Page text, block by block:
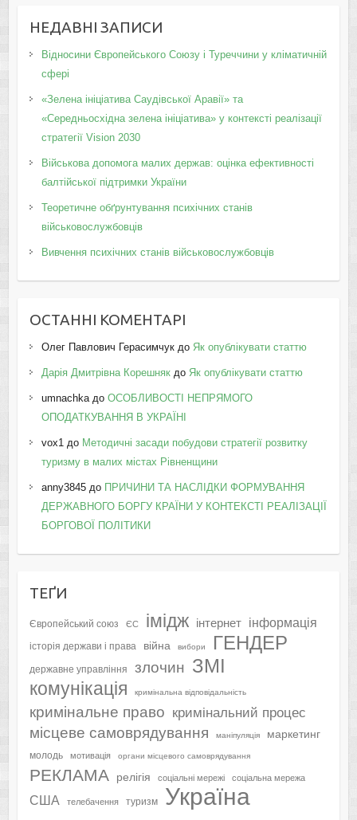
НЕДАВНІ ЗАПИСИ
Відносини Європейського Союзу і Туреччини у кліматичній
сфері
«Зелена ініціатива Саудівської Аравії» та
«Середньосхідна зелена ініціатива» у контексті реалізації
стратегії Vision 2030
Військова допомога малих держав: оцінка ефективності
балтійської підтримки України
Теоретичне обґрунтування психічних станів
військовослужбовців
Вивчення психічних станів військовослужбовців
ОСТАННІ КОМЕНТАРІ
Олег Павлович Герасимчукдо Як опублікувати статтю
Дарія Дмитрівна Корешнякдо Як опублікувати статтю
umnachkaдо ОСОБЛИВОСТІ НЕПРЯМОГО
ОПОДАТКУВАННЯ В УКРАЇНІ
vox1до Методичні засади побудови стратегії розвитку
туризму в малих містах Рівненщини
anny3845до ПРИЧИНИ ТА НАСЛІДКИ ФОРМУВАННЯ
ДЕРЖАВНОГО БОРГУ КРАЇНИ У КОНТЕКСТІ РЕАЛІЗАЦІЇ
БОРГОВОЇ ПОЛІТИКИ
ТЕҐИ
Європейський союз ЄС імідж інтернет інформація
історія держави і права війна вибори ГЕНДЕР
державне управління злочин ЗМІ
комунікація кримінальна відповідальність
кримінальне право кримінальний процес
місцеве самоврядування маніпуляція маркетинг
молодь мотивація органи місцевого самоврядування
РЕКЛАМА релігія соціальні мережі соціальна мережа
США телебачення туризм Україна